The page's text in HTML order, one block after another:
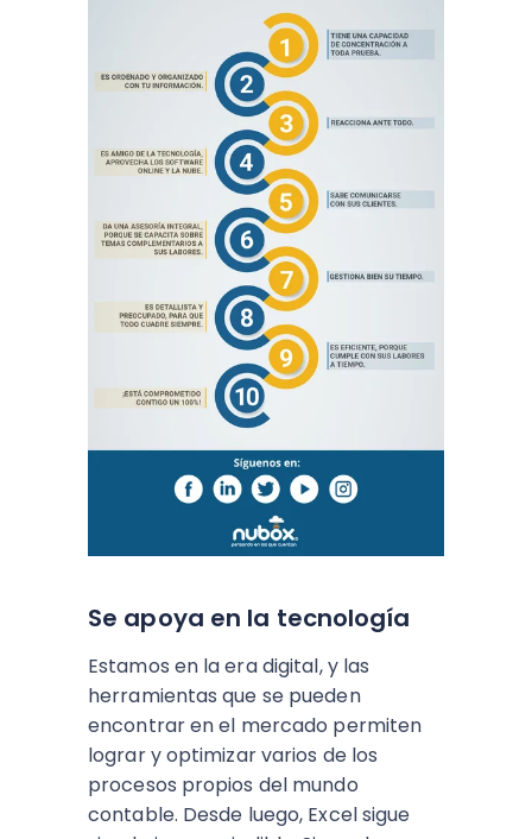
Se apoya en la tecnología
Estamos en la era digital, y las
herramientas que se pueden
encontrar en el mercado permiten
lograr y optimizar varios de los
procesos propios del mundo
contable. Desde luego, Excel sigue